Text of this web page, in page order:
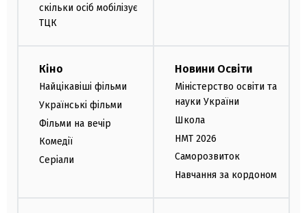
скільки осіб мобілізує
ТЦК
Кіно
Найцікавіші фільми
Українські фільми
Фільми на вечір
Комедії
Серіали
Новини Освіти
Міністерство освіти та
науки України
Школа
НМТ 2026
Саморозвиток
Навчання за кордоном